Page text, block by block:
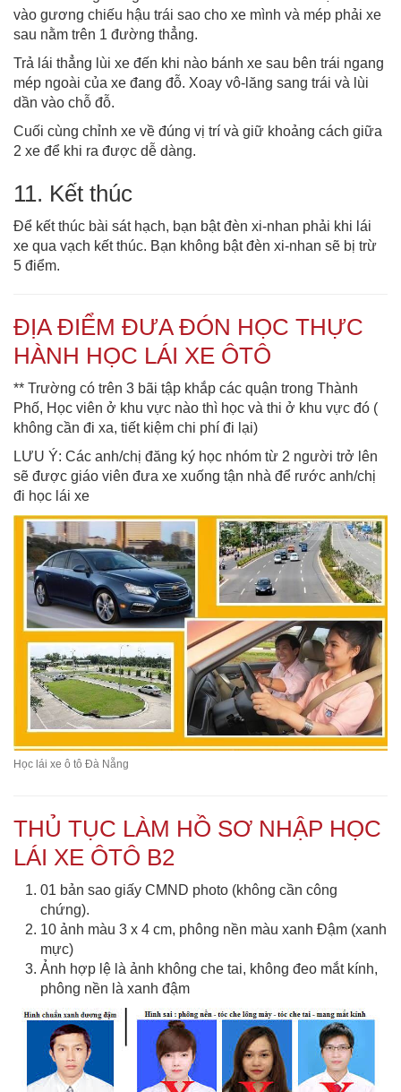
vào gương chiếu hậu trái sao cho xe mình và mép phải xe
sau nằm trên 1 đường thẳng.
Trả lái thẳng lùi xe đến khi nào bánh xe sau bên trái ngang
mép ngoài của xe đang đỗ. Xoay vô-lăng sang trái và lùi
dần vào chỗ đỗ.
Cuối cùng chỉnh xe về đúng vị trí và giữ khoảng cách giữa
2 xe để khi ra được dễ dàng.
11. Kết thúc
Để kết thúc bài sát hạch, bạn bật đèn xi-nhan phải khi lái
xe qua vạch kết thúc. Bạn không bật đèn xi-nhan sẽ bị trừ
5 điểm.
ĐỊA ĐIỂM ĐƯA ĐÓN HỌC THỰC
HÀNH HỌC LÁI XE ÔTÔ
** Trường có trên 3 bãi tập khắp các quận trong Thành
Phố, Học viên ở khu vực nào thì học và thi ở khu vực đó (
không cần đi xa, tiết kiệm chi phí đi lại)
LƯU Ý: Các anh/chị đăng ký học nhóm từ 2 người trở lên
sẽ được giáo viên đưa xe xuống tận nhà để rước anh/chị
đi học lái xe
Học lái xe ô tô Đà Nẵng
THỦ TỤC LÀM HỒ SƠ NHẬP HỌC
LÁI XE ÔTÔ B2
01 bản sao giấy CMND photo (không cần công
chứng).
10 ảnh màu 3 x 4 cm, phông nền màu xanh Đậm (xanh
mực)
Ảnh hợp lệ là ảnh không che tai, không đeo mắt kính,
phông nền là xanh đậm